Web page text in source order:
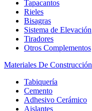
Tapacantos
Rieles
Bisagras
Sistema de Elevación
Tiradores
Otros Complementos
Materiales De Construcción
Tabiquería
Cemento
Adhesivo Cerámico
Aislantes